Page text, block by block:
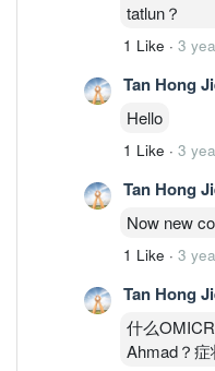
tatlun？
1 Like · 3
Tan Hong
Hello
1 Like · 3
Tan Hong
Now new
1 Like · 3
Tan Hong
什么
Ahmad？症